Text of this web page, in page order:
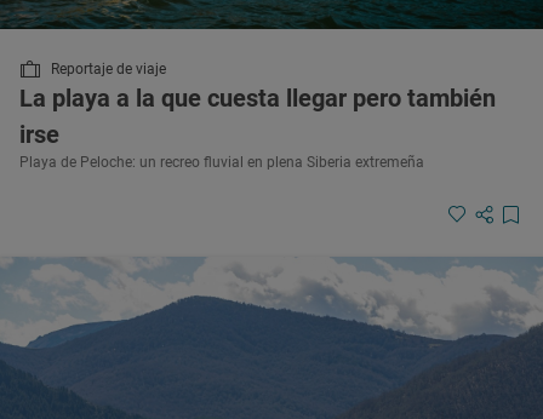
Reportaje de viaje
La playa a la que cuesta llegar pero también
irse
Playa de Peloche: un recreo fluvial en plena Siberia extremeña